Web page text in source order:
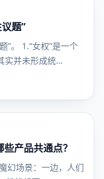
题”
”。 1.“女权”是一个
实并未形成统…
产品共通点？
幻场景：一边，人们